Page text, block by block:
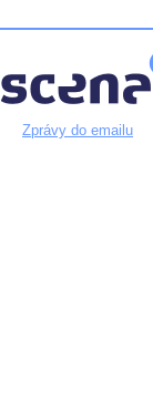
Zprávy do emailu